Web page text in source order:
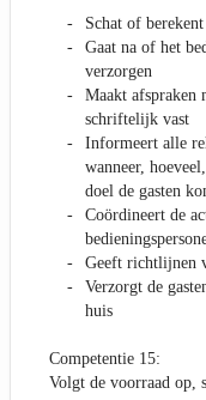
Schat of
Gaat na of het
verzorgen
Maakt afspraken
schriftelijk vast
Informeert alle
wanneer,
doel de gasten
Coördineert de
Geeft richtlijnen
Verzorgt de
huis
Competentie 15:
Volgt de voorraad op,